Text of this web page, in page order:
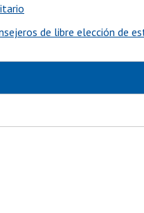
de libre elección de